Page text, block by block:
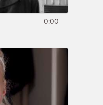
0:00